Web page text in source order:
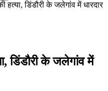
हत्या, डिंडौरी के जलेगांव में धारदार
डिंडौरी के जलेगांव में